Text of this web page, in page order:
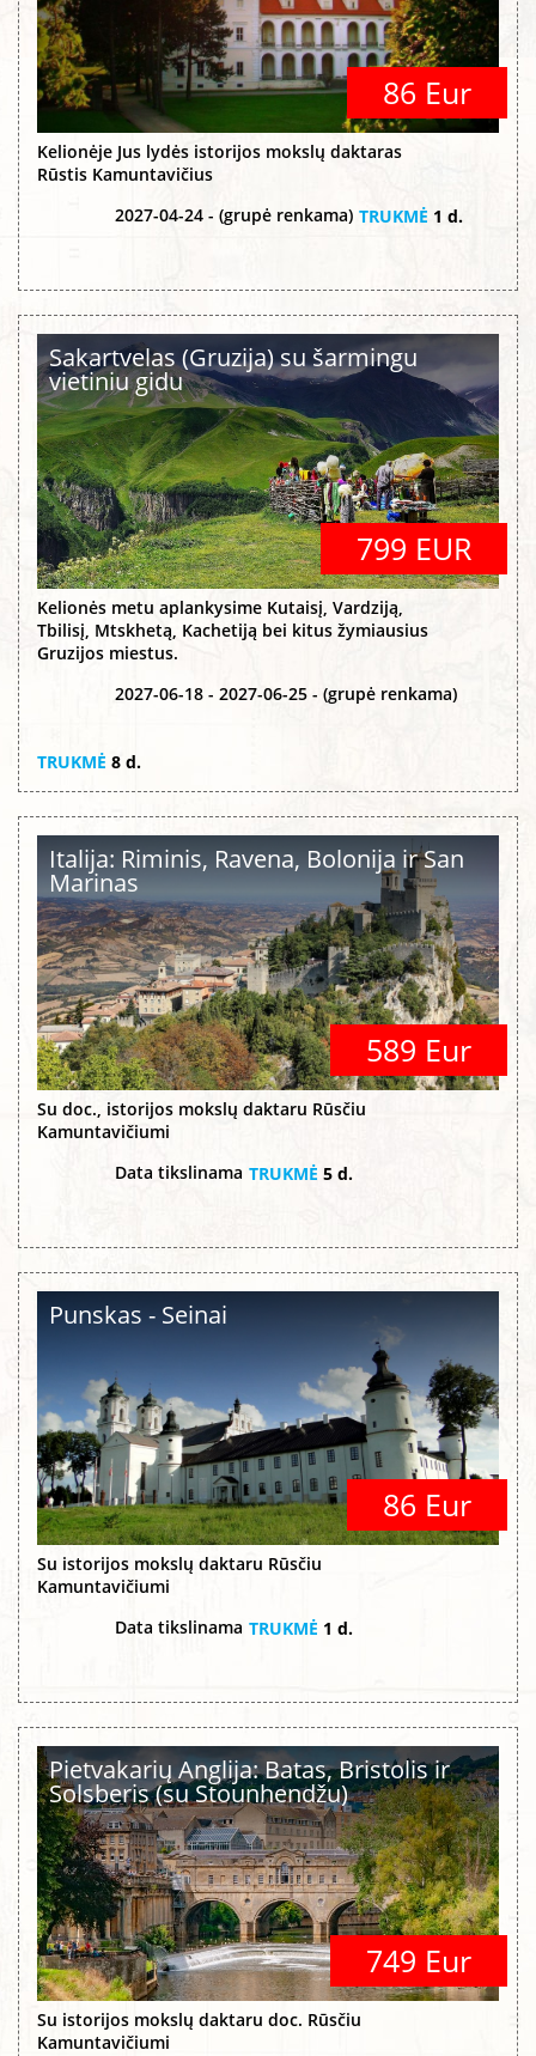
86 Eur
Kelionėje Jus lydės istorijos mokslų daktaras
Rūstis Kamuntavičius
2027-04-24 - (grupė renkama) TRUKMĖ 1 d.
Sakartvelas (Gruzija) su šarmingu
vietiniu gidu
799 EUR
Kelionės metu aplankysime Kutaisį, Vardziją,
Tbilisį, Mtskhetą, Kachetiją bei kitus žymiausius
Gruzijos miestus.
2027-06-18 - 2027-06-25 - (grupė renkama)
TRUKMĖ 8 d.
Italija: Riminis, Ravena, Bolonija ir San
Marinas
589 Eur
Su doc., istorijos mokslų daktaru Rūsčiu
Kamuntavičiumi
Data tikslinama TRUKMĖ 5 d.
Punskas - Seinai
86 Eur
Su istorijos mokslų daktaru Rūsčiu
Kamuntavičiumi
Data tikslinama TRUKMĖ 1 d.
Pietvakarių Anglija: Batas, Bristolis ir
Solsberis (su Stounhendžu)
749 Eur
Su istorijos mokslų daktaru doc. Rūsčiu
Kamuntavičiumi